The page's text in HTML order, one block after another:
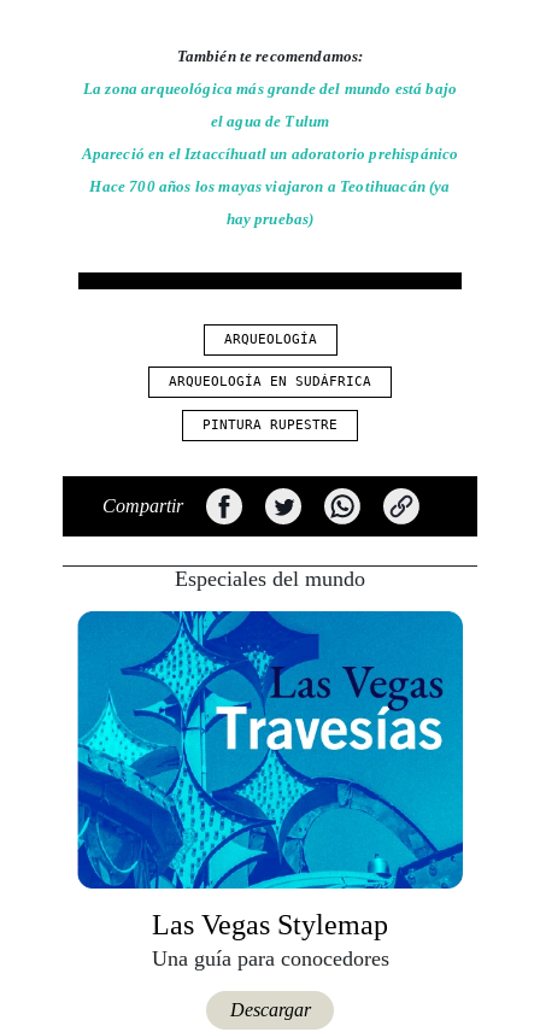
También te recomendamos:
La zona arqueológica más grande del mundo está bajo
el agua de Tulum
Apareció en el Iztaccíhuatl un adoratorio prehispánico
Hace 700 años los mayas viajaron a Teotihuacán (ya
hay pruebas)
ARQUEOLOGÍA
ARQUEOLOGÍA EN SUDÁFRICA
PINTURA RUPESTRE
Compartir
Especiales del mundo
Las Vegas Stylemap
Una guía para conocedores
Descargar
Suscribirme